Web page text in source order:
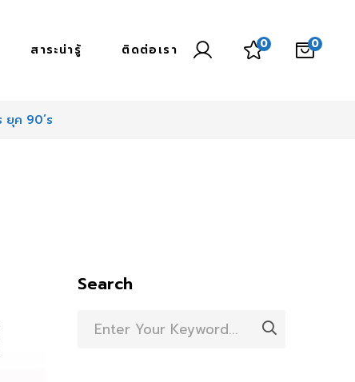
สาระน่ารู้ ติดต่อเรา 0 0
ยุค 90’s
Search